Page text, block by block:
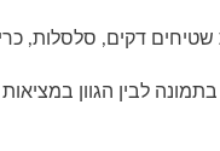
דקים, סלסלות,
בתמונה לבין הגוון במציאות